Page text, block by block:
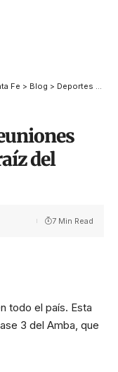
Fe > Blog > Deportes
del
7 Min Read
todo el país. Esta
3 del Amba, que